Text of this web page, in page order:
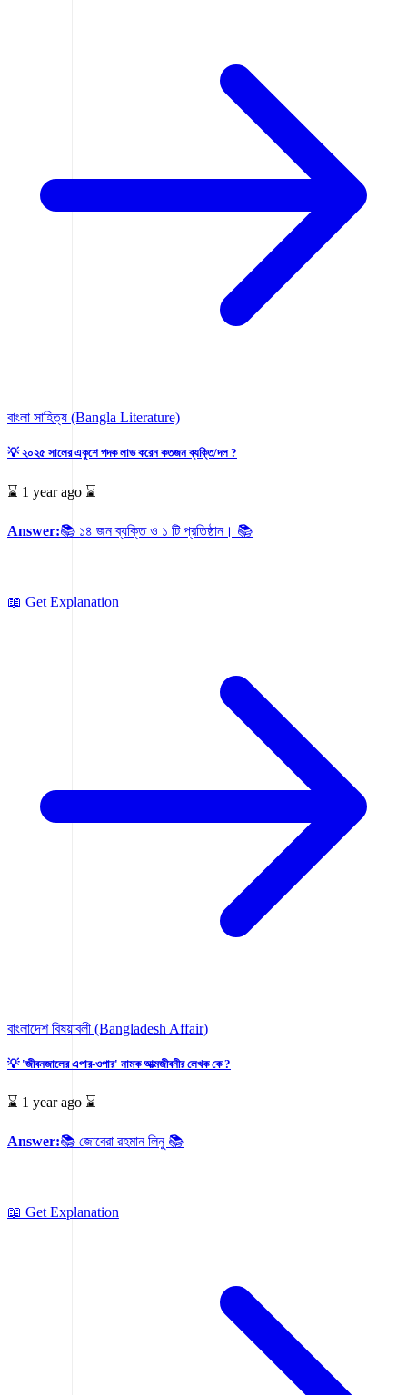
বাংলা সাহিত্য (Bangla Literature)
💡 ২০২৫ সালের একুশে পদক লাভ করেন কতজন ব্যক্তি/দল ?
⌛ 1 year ago ⌛
Answer:📚 ১৪ জন ব্যক্তি ও ১ টি প্রতিষ্ঠান। 📚
📖 Get Explanation
বাংলাদেশ বিষয়াবলী (Bangladesh Affair)
💡 'জীবনজালের এপার-ওপার' নামক আত্মজীবনীর লেখক কে ?
⌛ 1 year ago ⌛
Answer:📚 জোবেরা রহমান লিনু 📚
📖 Get Explanation